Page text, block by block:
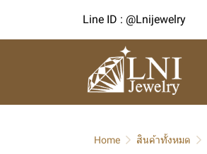
Line ID : @Lnijewelry
Home สินค้าทั้งหมด